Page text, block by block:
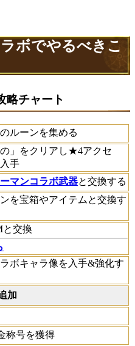
ボでやるべきこ
略チャート
ルーンを集める
」をクリアし★4アクセ
手
マンコラボ武器と交換する
を宝箱やアイテムと交換す
と交換
ボキャラ像を入手&強化す
加
称号を獲得